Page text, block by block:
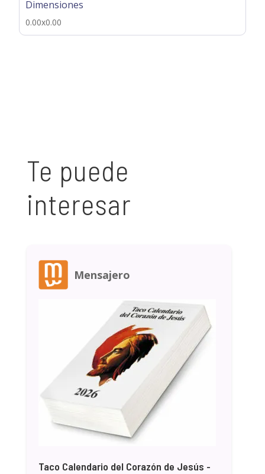
Dimensiones
0.00x0.00
Te puede
interesar
Mensajero
Taco Calendario del Corazón de Jesús -